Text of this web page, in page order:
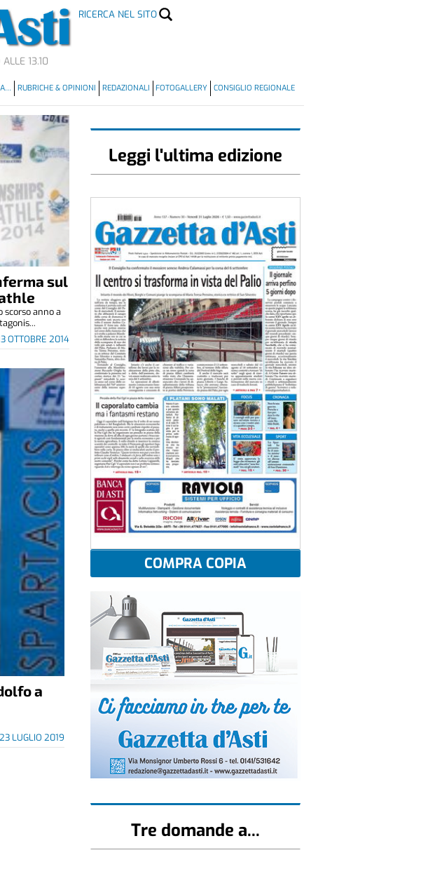
RICERCA NEL SITO
13.10
A… RUBRICHE & OPINIONI REDAZIONALI FOTOGALLERY CONSIGLIO REGIONALE
sul
OTTOBRE 2014
scorso anno a
a
23 LUGLIO 2019
Leggi l'ultima edizione
COMPRA COPIA
Tre domande a...